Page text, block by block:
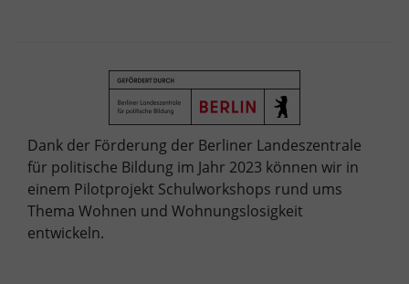
Dank der Förderung der Berliner Landeszentrale
für politische Bildung im Jahr 2023 können wir in
einem Pilotprojekt Schulworkshops rund ums
Thema Wohnen und Wohnungslosigkeit
entwickeln.